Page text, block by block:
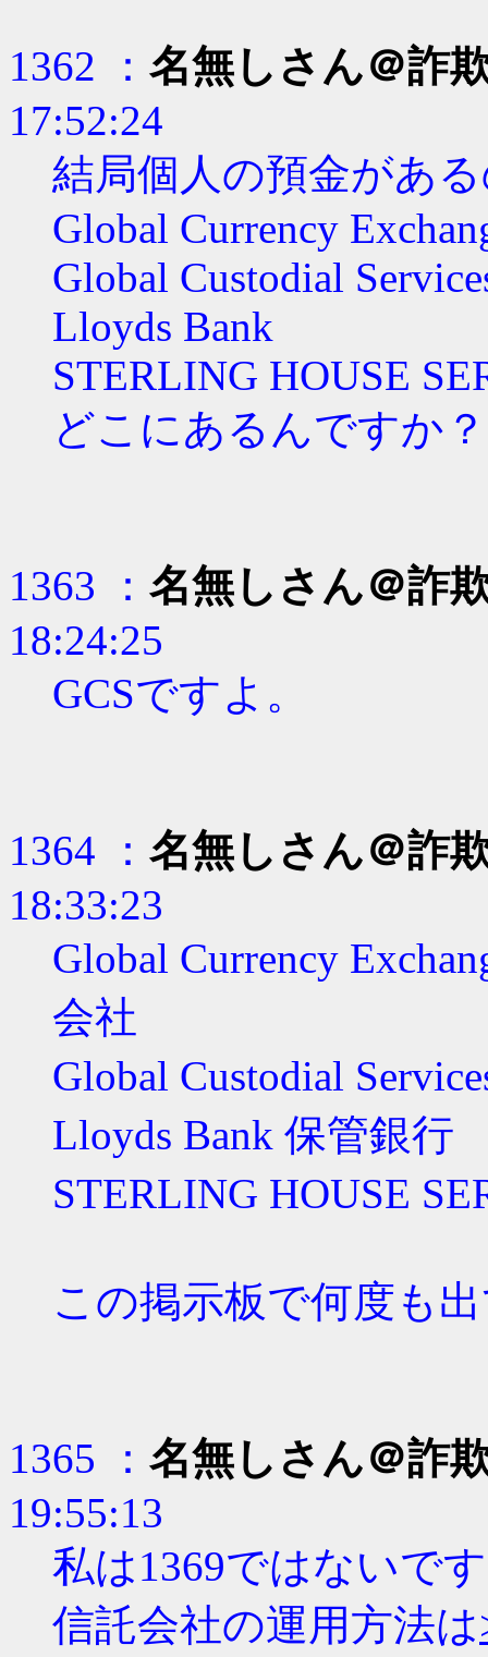
1362 ： 名無しさん＠詐
17:52:24
結局個人の預金があ
Global Currency
Global Custodial
Lloyds Bank
STERLING HOUSE
どこにあるんですか？
1363 ： 名無しさん＠詐
18:24:25
GCSですよ。
1364 ： 名無しさん＠詐
18:33:23
Global Currency
会社
Global Custodial
Lloyds Bank 保管銀行
STERLING HOUSE
この掲示板で何度も
1365 ： 名無しさん＠詐
19:55:13
私は1369ではないで
信託会社の運用方法は